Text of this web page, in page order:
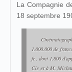
La Compagnie
18 septembre
1.000.000 de
fr., dont 1.800
Cie et à M.